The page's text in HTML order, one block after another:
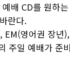
배 CD를 원하
란다.
EM(영어권 장년
주일 예배가 준